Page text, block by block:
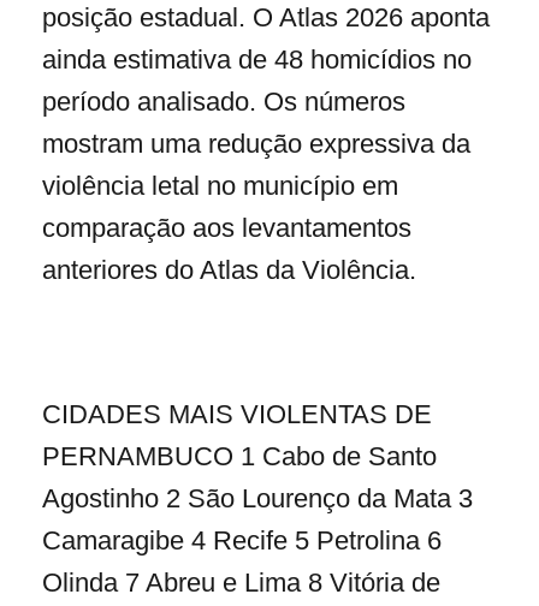
posição estadual. O Atlas 2026 aponta
ainda estimativa de 48 homicídios no
período analisado. Os números
mostram uma redução expressiva da
violência letal no município em
comparação aos levantamentos
anteriores do Atlas da Violência.
CIDADES MAIS VIOLENTAS DE
PERNAMBUCO 1 Cabo de Santo
Agostinho 2 São Lourenço da Mata 3
Camaragibe 4 Recife 5 Petrolina 6
Olinda 7 Abreu e Lima 8 Vitória de